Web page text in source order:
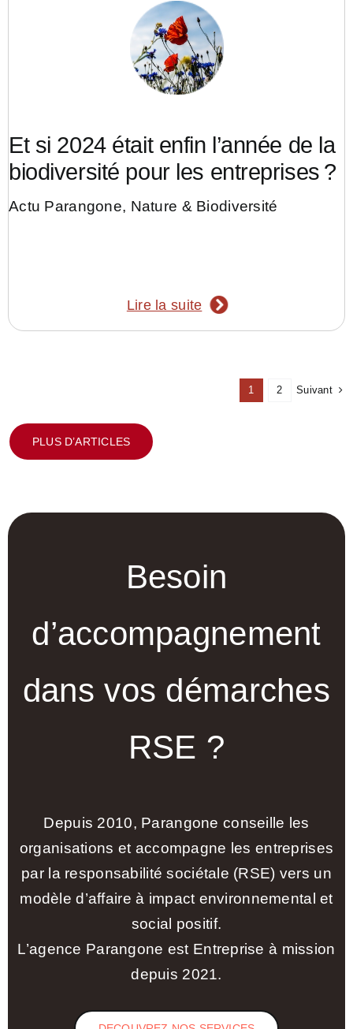
Et si 2024 était enfin l’année de la
biodiversité pour les entreprises ?
Actu Parangone, Nature & Biodiversité
Lire la suite
1 2 Suivant
PLUS D’ARTICLES
Besoin
d’accompagnement
dans vos démarches
RSE ?
Depuis 2010, Parangone conseille les
organisations et accompagne les entreprises
par la responsabilité sociétale (RSE) vers un
modèle d’affaire à impact environnemental et
social positif.
L’agence Parangone est Entreprise à mission
depuis 2021.